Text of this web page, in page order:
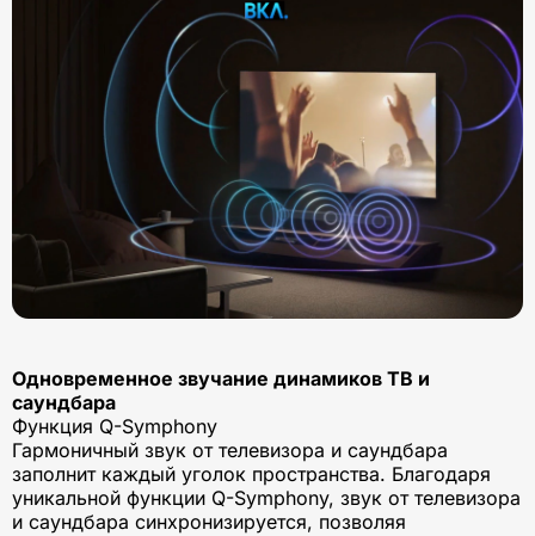
Одновременное звучание динамиков ТВ и
саундбара
Функция Q-Symphony
Гармоничный звук от телевизора и саундбара
заполнит каждый уголок пространства. Благодаря
уникальной функции Q-Symphony, звук от телевизора
и саундбара синхронизируется, позволяя